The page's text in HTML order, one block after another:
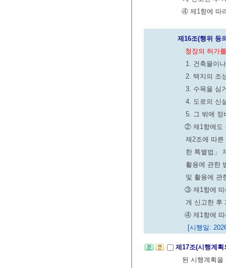
④ 제1항에 따
제16조(행위 등
청장의 허가
1. 건축물이
2. 택지의 조
3. 수목을 심
4. 도로의 신
5. 그 밖에 정
② 제1항에도
제2조에 따
한 특별법」
활용에 관한
및 활용에 관
③ 제1항에 따
게 신고한 후
④ 제1항에 따
[시행일:
제17조(시행계
된 시행계획을